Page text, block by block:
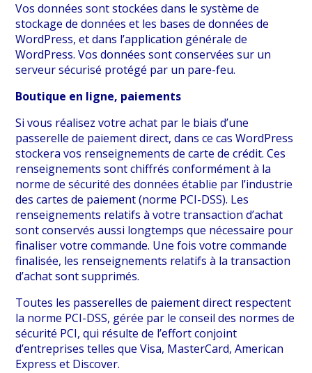
Vos données sont stockées dans le système de
stockage de données et les bases de données de
WordPress, et dans l’application générale de
WordPress. Vos données sont conservées sur un
serveur sécurisé protégé par un pare-feu.
Boutique en ligne, paiements
Si vous réalisez votre achat par le biais d’une
passerelle de paiement direct, dans ce cas WordPress
stockera vos renseignements de carte de crédit. Ces
renseignements sont chiffrés conformément à la
norme de sécurité des données établie par l’industrie
des cartes de paiement (norme PCI-DSS). Les
renseignements relatifs à votre transaction d’achat
sont conservés aussi longtemps que nécessaire pour
finaliser votre commande. Une fois votre commande
finalisée, les renseignements relatifs à la transaction
d’achat sont supprimés.
Toutes les passerelles de paiement direct respectent
la norme PCI-DSS, gérée par le conseil des normes de
sécurité PCI, qui résulte de l’effort conjoint
d’entreprises telles que Visa, MasterCard, American
Express et Discover.